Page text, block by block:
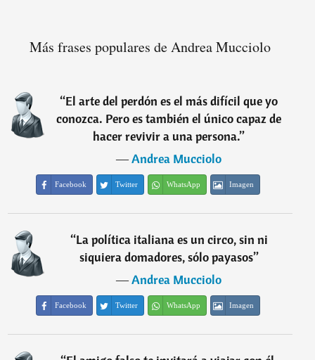
Más frases populares de Andrea Mucciolo
“El arte del perdón es el más difícil que yo
conozca. Pero es también el único capaz de
hacer revivir a una persona.”
―Andrea Mucciolo
Facebook Twitter WhatsApp Imagen
“La política italiana es un circo, sin ni
siquiera domadores, sólo payasos”
―Andrea Mucciolo
Facebook Twitter WhatsApp Imagen